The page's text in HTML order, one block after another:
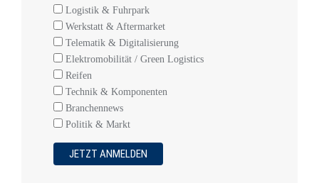
Logistik & Fuhrpark
Werkstatt & Aftermarket
Telematik & Digitalisierung
Elektromobilität / Green Logistics
Reifen
Technik & Komponenten
Branchennews
Politik & Markt